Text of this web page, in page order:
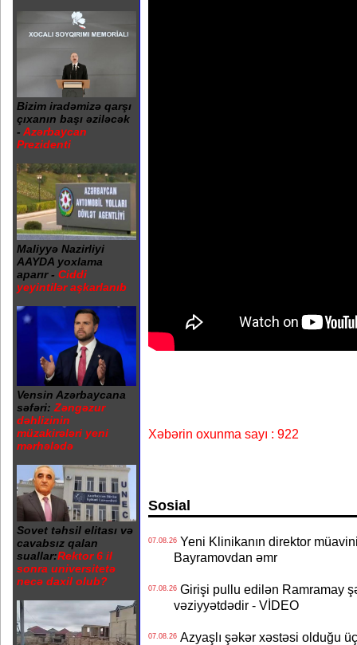
Bizim iradəmizə qarşı
çıxanın başı əziləcək
- Azərbaycan
Prezidenti
Maliyyə Nazirliyi
AAYDA yoxlama
aparır - Ciddi
yeyintilər aşkarlanıb
Vensin Azərbaycana
səfəri: Zəngəzur
dəhlizinin
müzakirələri yeni
mərhələdə
Sovet təhsil elitası və
cavabsız qalan
suallar:Rektor 6 il
sonra universitetə
necə daxil olub?
Xəbərin oxunma sayı : 922
Sosial
07.08.26Yeni Klinikanın direktor müavini
Bayramovdan əmr
07.08.26Girişi pullu edilən Ramramay
vəziyyətdədir - VİDEO
07.08.26Azyaşlı şəkər xəstəsi olduğu